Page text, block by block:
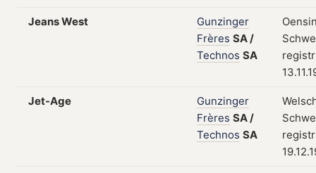
Jeans West
Gunzinger
Frères SA/
Technos SA
Jet-Age
Gunzinger
Frères SA/
Technos SA